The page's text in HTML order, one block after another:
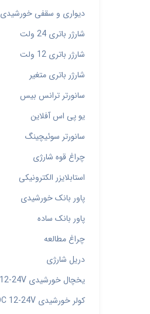
دیواری و سقفی خورشیدی
شارژر باتری 24 ولت
شارژر باتری 12 ولت
شارژر باتری متغیر
سانورتر ترانس بیس
یو پی اس آفلاین
سانورتر سوئیچینگ
چراغ قوه شارژی
استابلایزر الکترونیکی
پاور بانک خورشیدی
پاور بانک ساده
چراغ مطالعه
دریل شارژی
یخچال خورشیدی DC 12-24V
کولر خورشیدی DC 12-24V